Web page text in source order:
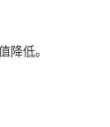
降低。